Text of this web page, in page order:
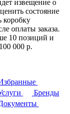
извещение о
состояние
коробку
оплаты заказа.
10 позиций и
000 р.
Бренды